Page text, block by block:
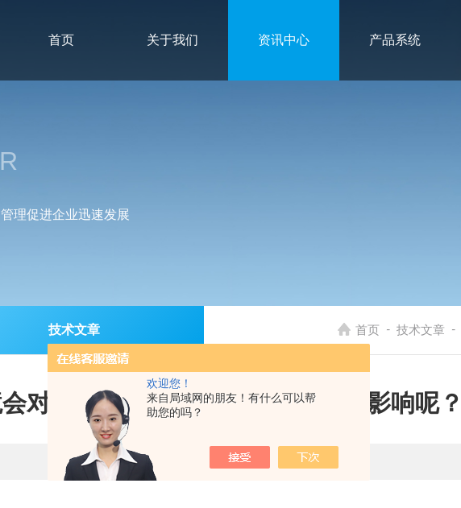
欢迎您！
来自局域网的朋友！有什么可以帮
助您的吗？
首页 关于我们 资讯中心 产品系统
理促进企业迅速发展
技术文章 首页 - 技术文章 -
对韩国SETECH传感器产生什么影响呢？
更新时间：2022-03-10 点击次数：1606